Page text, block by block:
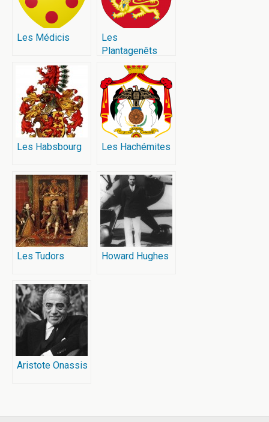
Les Médicis
Les
Plantagenêts
Les Habsbourg Les Hachémites
Les Tudors Howard Hughes
Aristote Onassis